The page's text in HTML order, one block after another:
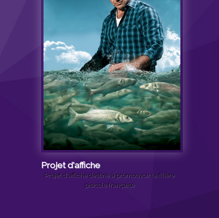
Projet d'affiche
Projet d'affiche destiné à promouvoir la filière
pisicole française